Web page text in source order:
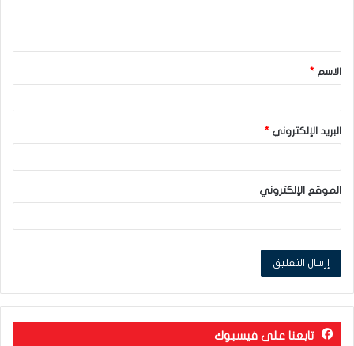
ق
*
الاسم *
البريد الإلكتروني *
الموقع الإلكتروني
تابعنا على فيسبوك